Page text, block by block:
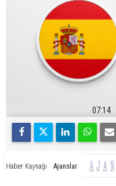
07:14
Haber Kaynağı Ajanslar